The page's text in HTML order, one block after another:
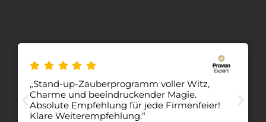
„Stand-up-Zauberprogramm voller Witz,
Charme und beeindruckender Magie.
Absolute Empfehlung für jede Firmenfeier!
Klare Weiterempfehlung.“